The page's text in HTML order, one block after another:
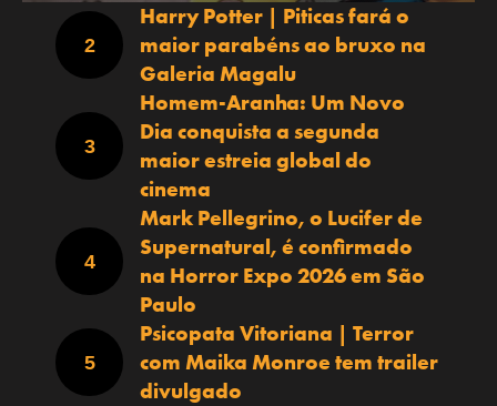
Harry Potter | Piticas fará o
maior parabéns ao bruxo na
Galeria Magalu
Homem-Aranha: Um Novo
Dia conquista a segunda
maior estreia global do
cinema
Mark Pellegrino, o Lucifer de
Supernatural, é confirmado
na Horror Expo 2026 em São
Paulo
Psicopata Vitoriana | Terror
com Maika Monroe tem trailer
divulgado